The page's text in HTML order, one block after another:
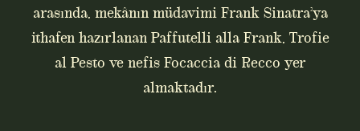
arasında, mekânın müdavimi Frank Sinatra’ya
ithafen hazırlanan Paffutelli alla Frank, Trofie
al Pesto ve nefis Focaccia di Recco yer
almaktadır.